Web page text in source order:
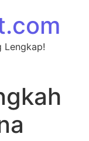
Lengkap!